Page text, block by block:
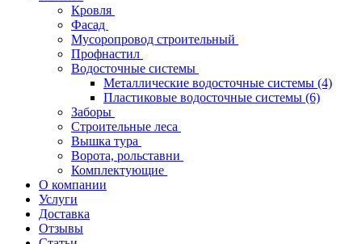
Кровля
Фасад
Мусоропровод строительный
Профнастил
Водосточные системы
Металлические водосточные системы (4)
Пластиковые водосточные системы (6)
Заборы
Строительные леса
Вышка тура
Ворота, рольставни
Комплектующие
О компании
Услуги
Доставка
Отзывы